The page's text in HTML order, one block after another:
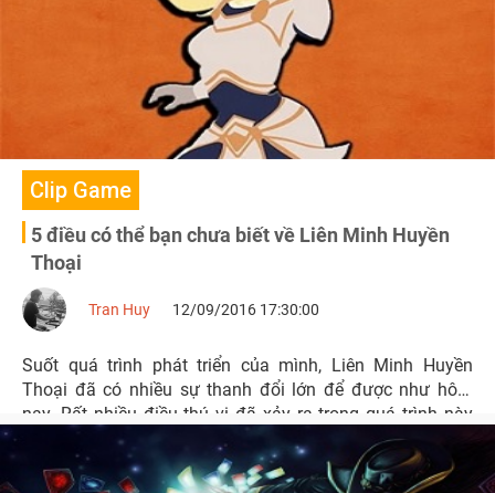
Clip Game
5 điều có thể bạn chưa biết về Liên Minh Huyền
Thoại
Tran Huy 12/09/2016 17:30:00
Suốt quá trình phát triển của mình, Liên Minh Huyền
Thoại đã có nhiều sự thanh đổi lớn để được như hôm
nay. Rất nhiều điều thú vị đã xảy ra trong quá trình này
mà chưa chắc bạn đã biết.